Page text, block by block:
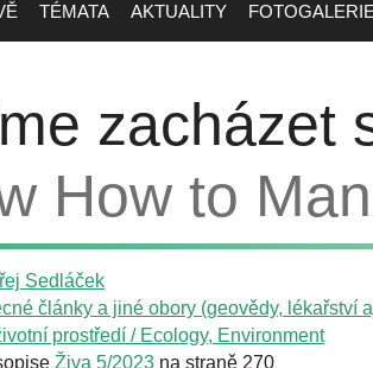
TÉMATA AKTUALITY
zacházet
How to
Sedláček
články a jiné obory (geovědy, lékařství
prostředí / Ecology, Environment
Živa 5/2023 na straně 270